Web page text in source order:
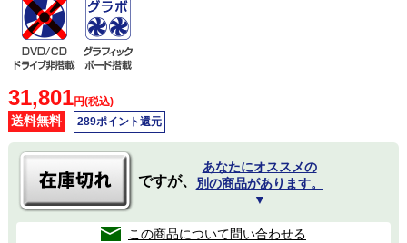
31,801円(税込)
送料無料 289ポイント還元
ですが、
あなたにオススメの
別の商品があります。
▼
この商品について問い合わせる